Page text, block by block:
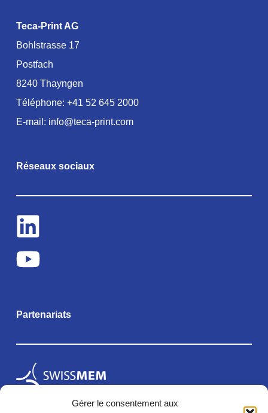
Gérer le consentement aux
Teca-Print AG
Bohlstrasse 17
Postfach
8240 Thayngen
Téléphone: +41 52 645 2000
E-mail: info@teca-print.com
Réseaux sociaux
Partenariats